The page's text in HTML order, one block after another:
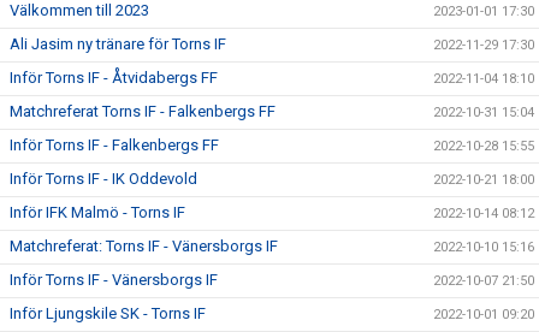
Välkommen till 2023 2023-01-01 17:30
Ali Jasim ny tränare för Torns IF 2022-11-29 17:30
Inför Torns IF - Åtvidabergs FF 2022-11-04 18:10
Matchreferat Torns IF - Falkenbergs FF 2022-10-31 15:04
Inför Torns IF - Falkenbergs FF 2022-10-28 15:55
Inför Torns IF - IK Oddevold 2022-10-21 18:00
Inför IFK Malmö - Torns IF 2022-10-14 08:12
Matchreferat: Torns IF - Vänersborgs IF 2022-10-10 15:16
Inför Torns IF - Vänersborgs IF 2022-10-07 21:50
Inför Ljungskile SK - Torns IF 2022-10-01 09:20